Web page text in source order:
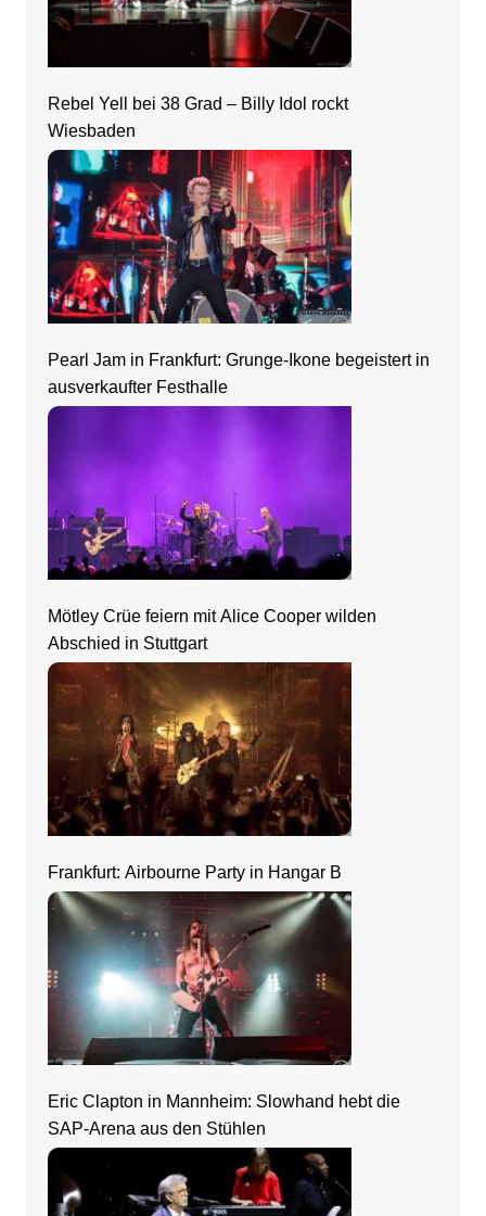
Rebel Yell bei 38 Grad – Billy Idol rockt
Wiesbaden
Pearl Jam in Frankfurt: Grunge-Ikone begeistert in
ausverkaufter Festhalle
Mötley Crüe feiern mit Alice Cooper wilden
Abschied in Stuttgart
Frankfurt: Airbourne Party in Hangar B
Eric Clapton in Mannheim: Slowhand hebt die
SAP-Arena aus den Stühlen